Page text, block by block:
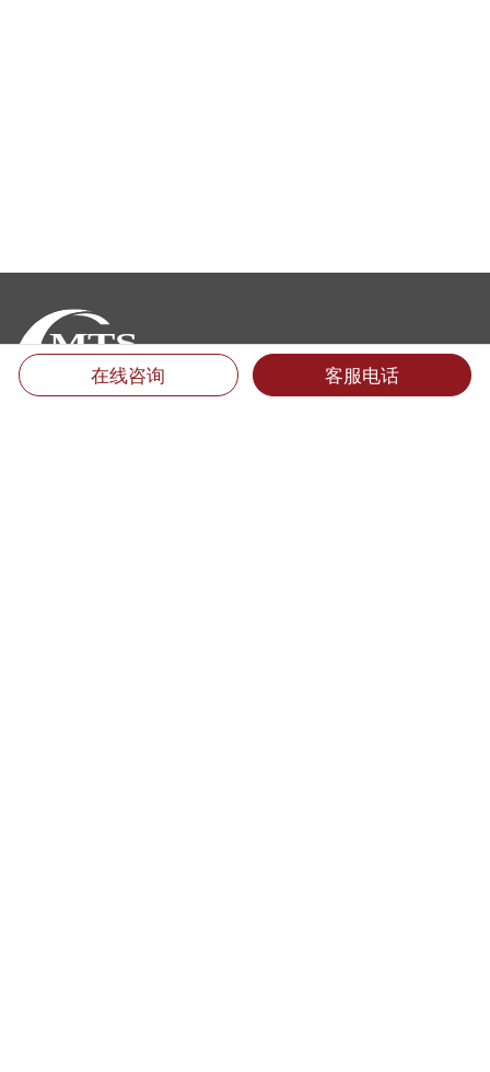
厦门翻译公司地址：
在线咨询 客服电话